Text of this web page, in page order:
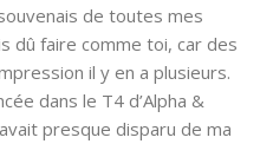
de toutes mes
dû faire comme toi, car des
il y en a plusieurs.
dans le T4 d’Alpha &
presque disparu de ma